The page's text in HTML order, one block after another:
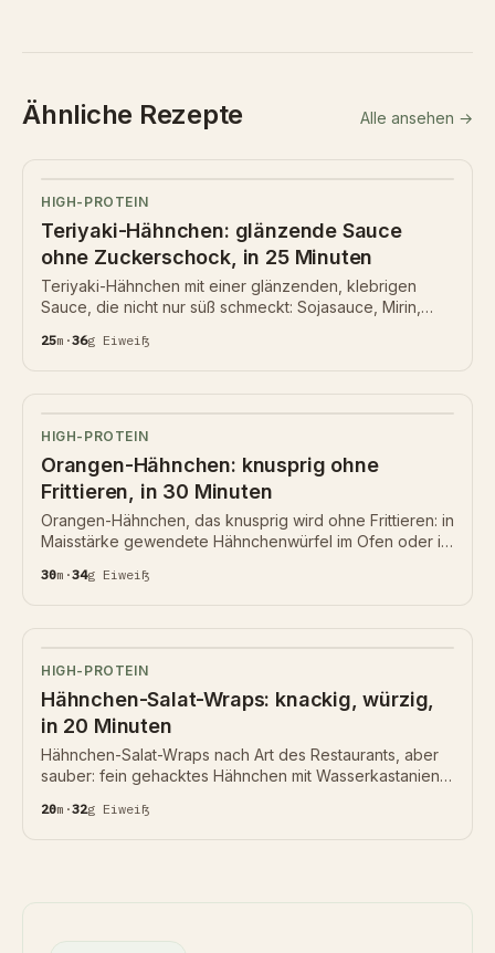
Ähnliche Rezepte Alle ansehen →
HIGH-PROTEIN
Teriyaki-Hähnchen: glänzende Sauce
ohne Zuckerschock, in 25 Minuten
Teriyaki-Hähnchen mit einer glänzenden, klebrigen
Sauce, die nicht nur süß schmeckt: Sojasauce, Mirin,
Honig statt einer halben Tasse Zucker eingekocht. 36 g
25m ·36g Eiweiß
HIGH-PROTEIN
Orangen-Hähnchen: knusprig ohne
Frittieren, in 30 Minuten
Orangen-Hähnchen, das knusprig wird ohne Frittieren: in
Maisstärke gewendete Hähnchenwürfel im Ofen oder in
Sauce aus frischem Orangensaft, Ingwer und Knoblauch
30m ·34g Eiweiß
HIGH-PROTEIN
Hähnchen-Salat-Wraps: knackig, würzig,
in 20 Minuten
Hähnchen-Salat-Wraps nach Art des Restaurants, aber
sauber: fein gehacktes Hähnchen mit Wasserkastanien,
und Reisessig abgeschmeckt und in knackige
20m ·32g Eiweiß